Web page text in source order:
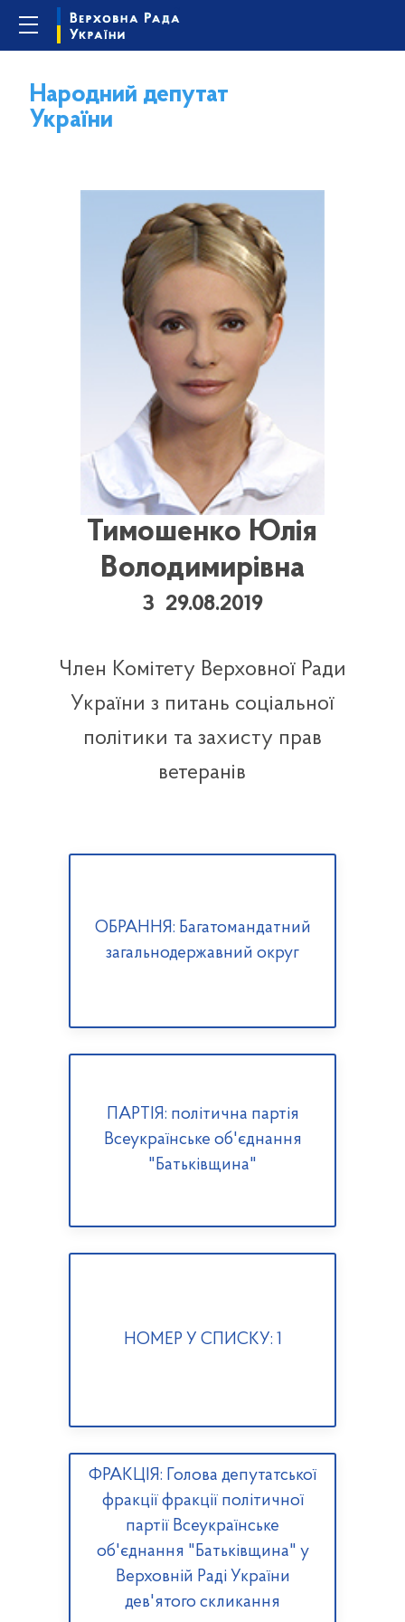
Народний депутат
України
Тимошенко Юлія
Володимирівна
З 29.08.2019
Член Комітету Верховної Ради
України з питань соціальної
політики та захисту прав
ветеранів
ОБРАННЯ: Багатомандатний
загальнодержавний округ
ПАРТІЯ: політична партія
Всеукраїнське об'єднання
"Батьківщина"
НОМЕР У СПИСКУ: 1
ФРАКЦІЯ: Голова депутатської
фракції фракції політичної
партії Всеукраїнське
об'єднання "Батьківщина" у
Верховній Раді України
дев'ятого скликання